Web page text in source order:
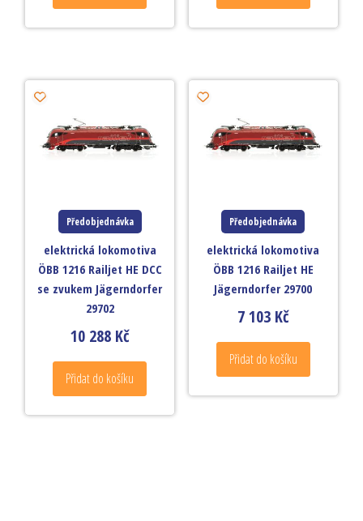
Předobjednávka
elektrická lokomotiva
ÖBB 1216 Railjet HE DCC
se zvukem Jägerndorfer
29702
10 288 Kč
Přidat do košíku
Předobjednávka
elektrická lokomotiva
ÖBB 1216 Railjet HE
Jägerndorfer 29700
7 103 Kč
Přidat do košíku